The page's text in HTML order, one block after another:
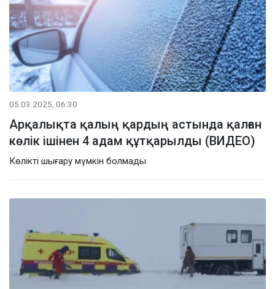
05.03.2025, 06:30
Арқалықта қалың қардың астында қалған
көлік ішінен 4 адам құтқарылды (ВИДЕО)
Көлікті шығару мүмкін болмады